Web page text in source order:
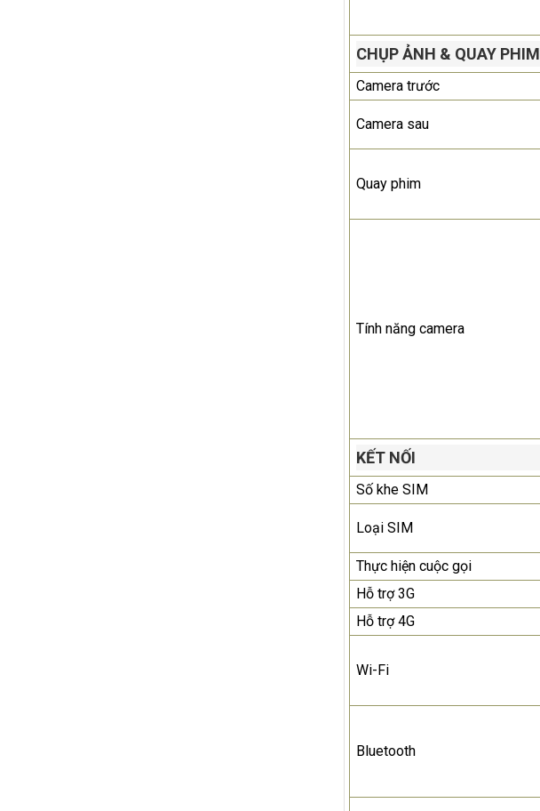
CHỤP ẢNH & QUAY PHIM
Camera trước
Camera sau
Quay phim
Tính năng camera
KẾT NỐI
Số khe SIM
Loại SIM
Thực hiện cuộc gọi
Hỗ trợ 3G
Hỗ trợ 4G
Wi-Fi
Bluetooth